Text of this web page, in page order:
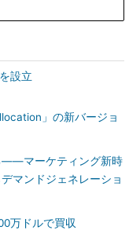
設立
」の新バージョ
――マーケティング新時
マンドジェネレーショ
万ドルで買収